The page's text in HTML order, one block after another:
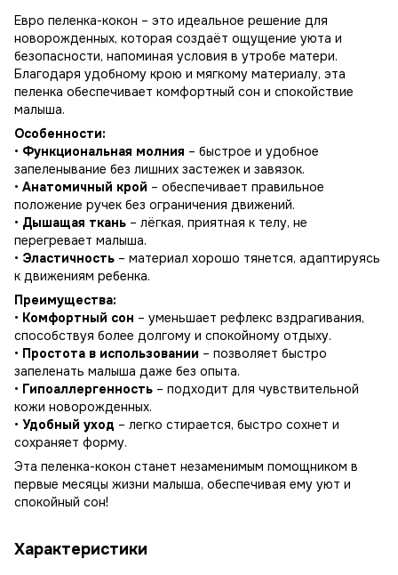
Евро пеленка-кокон – это идеальное решение для
новорожденных, которая создаёт ощущение уюта и
безопасности, напоминая условия в утробе матери.
Благодаря удобному крою и мягкому материалу, эта
пеленка обеспечивает комфортный сон и спокойствие
малыша.
Особенности:
• Функциональная молния – быстрое и удобное
запеленывание без лишних застежек и завязок.
• Анатомичный крой – обеспечивает правильное
положение ручек без ограничения движений.
• Дышащая ткань – лёгкая, приятная к телу, не
перегревает малыша.
• Эластичность – материал хорошо тянется, адаптируясь
к движениям ребенка.
Преимущества:
• Комфортный сон – уменьшает рефлекс вздрагивания,
способствуя более долгому и спокойному отдыху.
• Простота в использовании – позволяет быстро
запеленать малыша даже без опыта.
• Гипоаллергенность – подходит для чувствительной
кожи новорожденных.
• Удобный уход – легко стирается, быстро сохнет и
сохраняет форму.
Эта пеленка-кокон станет незаменимым помощником в
первые месяцы жизни малыша, обеспечивая ему уют и
спокойный сон!
Характеристики